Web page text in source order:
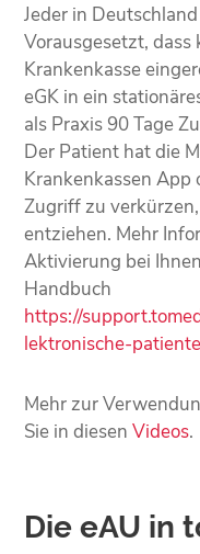
Jeder in
Vorausgesetzt,
Krankenkasse
eGK in ein
als Praxis 90 Tage
Der Patient hat die
Krankenkassen App
Zugriff zu
entziehen. Mehr
Aktivierung bei
Handbuch
https://
lektronische-
Mehr zur
Sie in diesenVideos.
Die eAU in